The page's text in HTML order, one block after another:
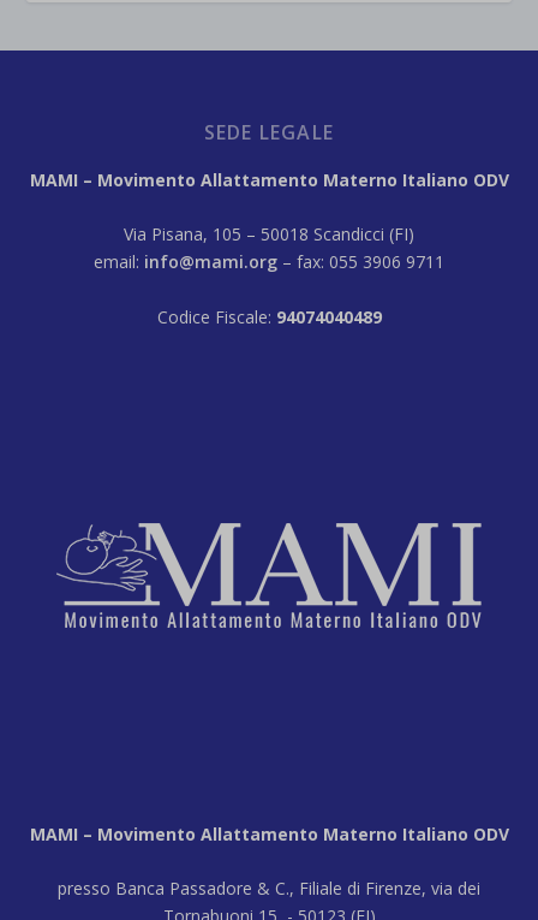
SEDE LEGALE
MAMI – Movimento Allattamento Materno Italiano ODV
Via Pisana, 105 – 50018 Scandicci (FI)
email: info@mami.org – fax: 055 3906 9711
Codice Fiscale: 94074040489
MAMI – Movimento Allattamento Materno Italiano ODV
presso Banca Passadore & C., Filiale di Firenze, via dei